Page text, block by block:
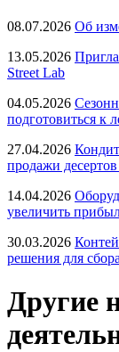
08.07.2026 Об
13.05.2026
Street Lab
04.05.2026
подготовиться к
27.04.2026
продажи
14.04.2026
увеличить
30.03.2026
решения для
Другие